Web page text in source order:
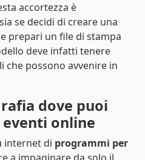
accortezza è
se decidi di creare una
prepari un file di stampa
deve infatti tenere
che possono avvenire in
dove puoi
online
internet di programmi per